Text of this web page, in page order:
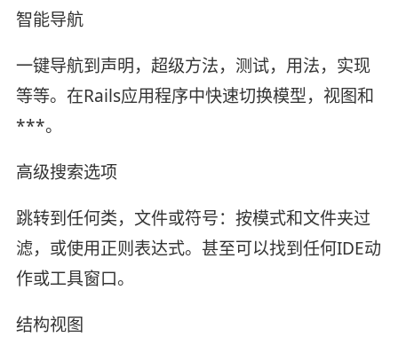
智能导航
一键导航到声明，超级方法，测试，用法，实现
等等。在Rails应用程序中快速切换模型，视图和
***。
高级搜索选项
跳转到任何类，文件或符号：按模式和文件夹过
滤，或使用正则表达式。甚至可以找到任何IDE动
作或工具窗口。
结构视图